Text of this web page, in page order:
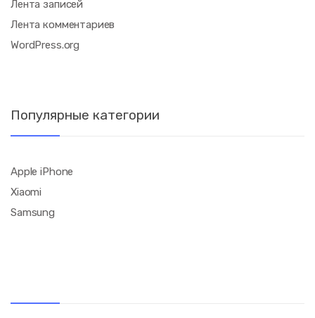
Лента записей
Лента комментариев
WordPress.org
Популярные категории
Apple iPhone
Xiaomi
Samsung